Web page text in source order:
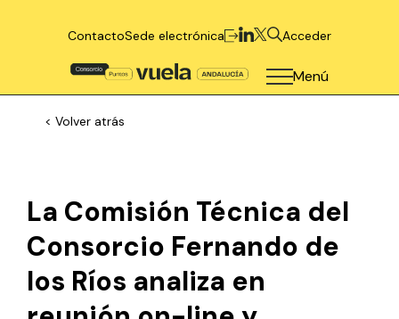
ContactoSede electrónica Acceder
Menú
< Volver atrás
La Comisión Técnica del
Consorcio Fernando de
los Ríos analiza en